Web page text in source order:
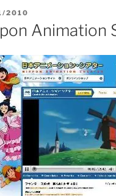
2010
Animation